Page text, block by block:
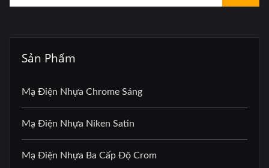
Sản Phẩm
Mạ Điện Nhựa Chrome Sáng
Mạ Điện Nhựa Niken Satin
Mạ Điện Nhựa Ba Cấp Độ Crom